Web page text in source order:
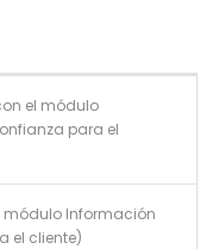
el módulo
para el
módulo Información
el cliente)